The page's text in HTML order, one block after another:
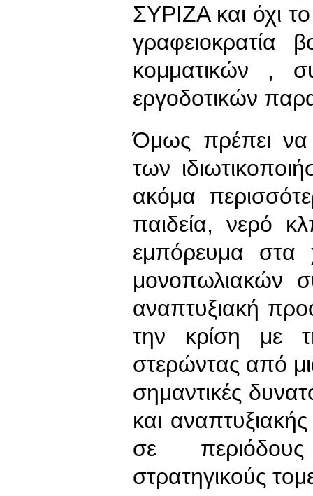
ΣΥΡΙΖΑ και όχι
γραφειοκρατία
κομματικών ,
εργοδοτικών
Όμως πρέπει να
των
ακόμα
παιδεία, νερό
εμπόρευμα στα
μονοπωλιακών
αναπτυξιακή
την κρίση με
στερώντας από
σημαντικές
και
σε περιόδους
στρατηγικούς